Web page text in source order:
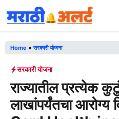
to
content
Home »सरकारी योजना
सरकारी योजना
राज्यातील प्रत्येक
लाखांपर्यंतचा